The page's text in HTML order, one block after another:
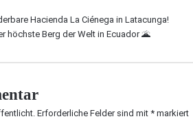
Hacienda La Ciénega in Latacunga!
höchste Berg der Welt in Ecuador 🌋
Erforderliche Felder sind mit * markiert